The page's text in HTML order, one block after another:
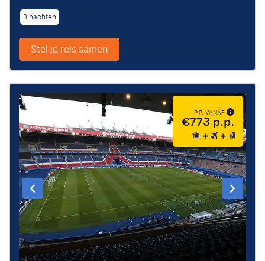
3 nachten
Stel je reis samen
P.P. VANAF
€773 p.p.